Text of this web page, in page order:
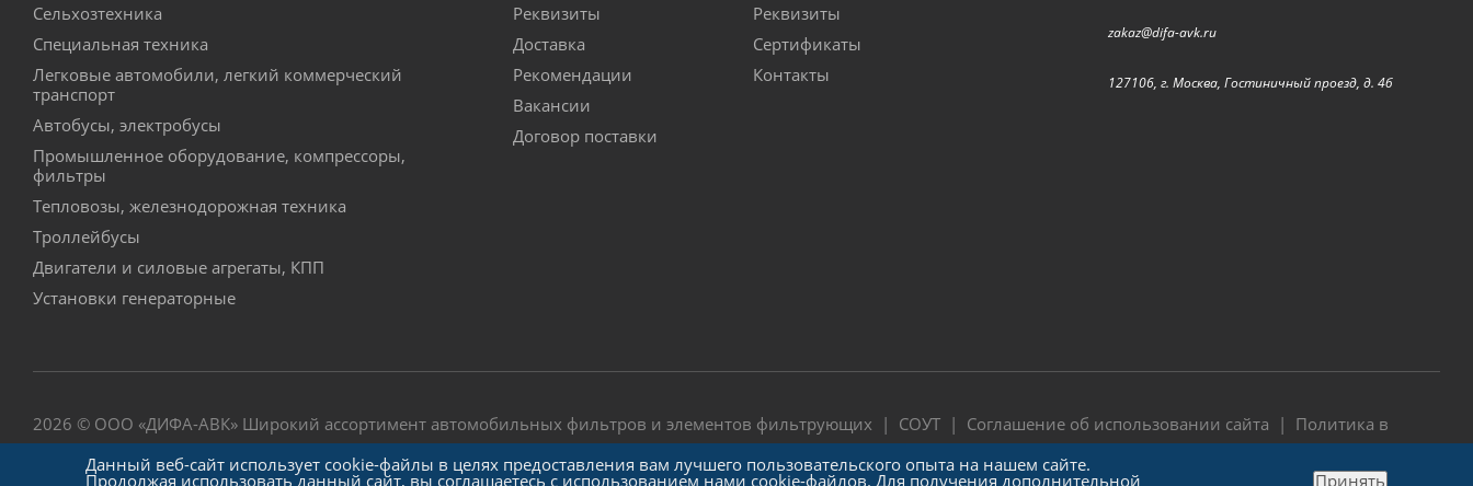
Сельхозтехника
Специальная техника
Легковые автомобили, легкий коммерческий
транспорт
Автобусы, электробусы
Промышленное оборудование, компрессоры,
фильтры
Тепловозы, железнодорожная техника
Троллейбусы
Двигатели и силовые агрегаты, КПП
Установки генераторные
Реквизиты
Доставка
Рекомендации
Вакансии
Договор поставки
Реквизиты
Сертификаты
Контакты
zakaz@difa-avk.ru
127106, г. Москва, Гостиничный проезд, д. 4б
2026 © ООО «ДИФА-АВК» Широкий ассортимент автомобильных фильтров и элементов фильтрующих | СОУТ | Соглашение об использовании сайта | Политика в
отношении обработки персональных данных
Данный веб-сайт использует cookie-файлы в целях предоставления вам лучшего пользовательского опыта на нашем сайте.
Продолжая использовать данный сайт, вы соглашаетесь с использованием нами cookie-файлов. Для получения дополнительной Принять